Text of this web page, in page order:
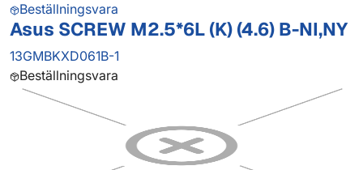
Beställningsvara
Asus SCREW M2.5*6L (K) (4.6) B-NI,NY
13GMBKXD061B-1
Beställningsvara